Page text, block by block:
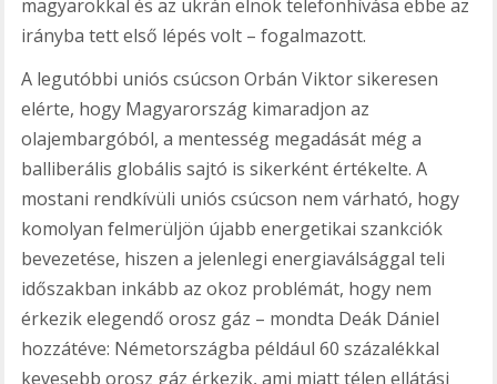
magyarokkal és az ukrán elnök telefonhívása ebbe az
irányba tett első lépés volt – fogalmazott.
A legutóbbi uniós csúcson Orbán Viktor sikeresen
elérte, hogy Magyarország kimaradjon az
olajembargóból, a mentesség megadását még a
balliberális globális sajtó is sikerként értékelte. A
mostani rendkívüli uniós csúcson nem várható, hogy
komolyan felmerüljön újabb energetikai szankciók
bevezetése, hiszen a jelenlegi energiaválsággal teli
időszakban inkább az okoz problémát, hogy nem
érkezik elegendő orosz gáz – mondta Deák Dániel
hozzátéve: Németországba például 60 százalékkal
kevesebb orosz gáz érkezik, ami miatt télen ellátási